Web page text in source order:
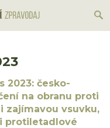
2023: česko-
na obranu proti
zajímavou vsuvku,
protiletadlové